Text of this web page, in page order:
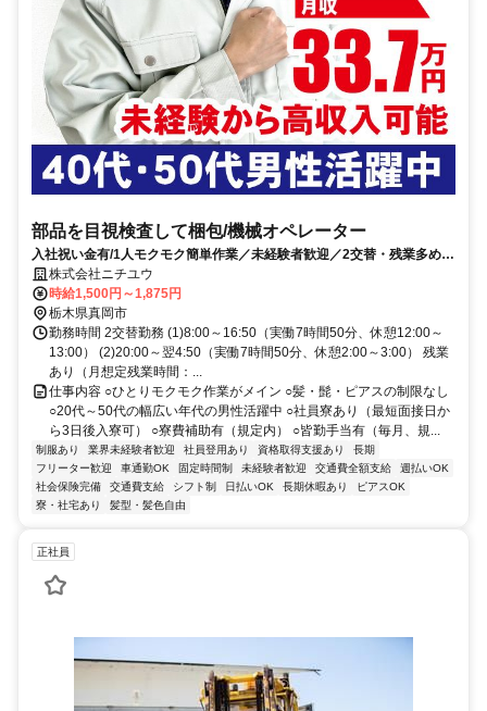
部品を目視検査して梱包/機械オペレーター
入社祝い金有/1人モクモク簡単作業／未経験者歓迎／2交替・残業多め／
社員寮完備／月収例33万円以上
株式会社ニチユウ
時給1,500円～1,875円
栃木県真岡市
勤務時間 2交替勤務 (1)8:00～16:50（実働7時間50分、休憩12:00～
13:00） (2)20:00～翌4:50（実働7時間50分、休憩2:00～3:00） 残業
あり（月想定残業時間：...
仕事内容 ○ひとりモクモク作業がメイン ○髪・髭・ピアスの制限なし
○20代～50代の幅広い年代の男性活躍中 ○社員寮あり（最短面接日か
ら3日後入寮可） ○寮費補助有（規定内） ○皆勤手当有（毎月、規...
制服あり 業界未経験者歓迎 社員登用あり 資格取得支援あり
長期
フリーター歓迎
車通勤OK 固定時間制 未経験者歓迎 交通費全額支給
週払いOK
社会保険完備
交通費支給 シフト制 日払いOK 長期休暇あり
ピアスOK
寮・社宅あり
髪型・髪色自由
正社員